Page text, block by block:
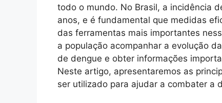
todo o mundo. No Brasil, a incidência
anos, e é fundamental que medidas
das ferramentas mais importantes
a população acompanhar a evolução
de dengue e obter informações
Neste artigo, apresentaremos as
ser utilizado para ajudar a combater a